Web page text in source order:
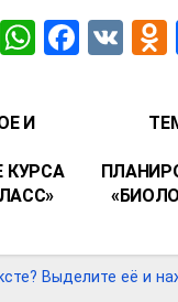
T
W
A
p
p
F
k
V
И
КУРСА
Выделите её и